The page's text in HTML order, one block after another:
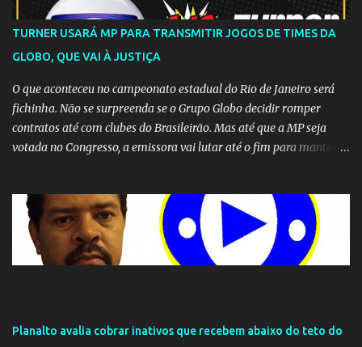
TURNER USARÁ MP PARA TRANSMITIR JOGOS DE TIMES DA
GLOBO, QUE VAI À JUSTIÇA
O que aconteceu no campeonato estadual do Rio de Janeiro será
fichinha. Não se surpreenda se o Grupo Globo decidir romper
contratos até com clubes do Brasileirão. Mas até que a MP seja
votada no Congresso, a emissora vai lutar até o fim para manter o
Planalto avalia cobrar inativos que recebem abaixo do teto do